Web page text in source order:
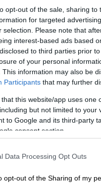
opt-out of the sale, sharing
for targeted
selection. Please note that
interest-based ads based
to third parties prior
of your personal
This information may also be
Participants that may further
that this website/app uses
but not limited to
to Google and its third-party
consent section.
Data Processing Opt Outs
opt-out of the Sharing of my